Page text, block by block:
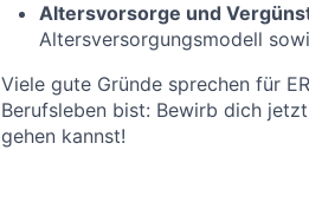
Altersvorsorge und
Altersversorgungsmodell
Viele gute Gründe sprechen für
Berufsleben bist: Bewirb dich
gehen kannst!